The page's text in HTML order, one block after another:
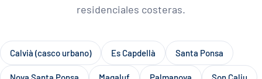
residenciales costeras.
Calvià (casco urbano) Es Capdellà Santa Ponsa